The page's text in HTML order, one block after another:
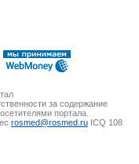
за содержание
портала.
rosmed@rosmed.ru ICQ 108